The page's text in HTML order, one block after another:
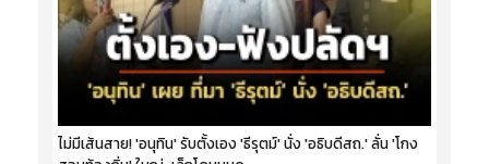
ไม่มีเส้นสาย! 'อนุทิน' รับตั้งเอง 'ธีรุตม์' นั่ง 'อธิบดีสถ.' ลั่น 'โกง